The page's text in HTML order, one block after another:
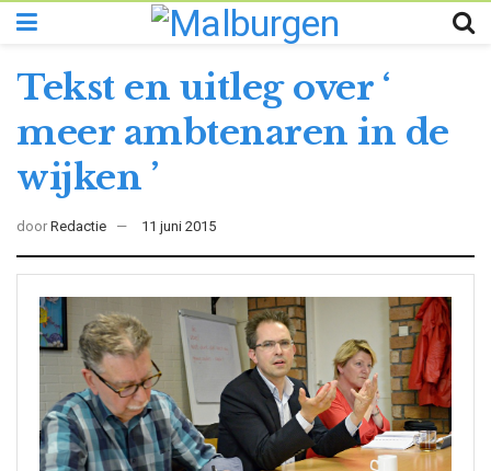
Tekst en uitleg over ‘
meer ambtenaren in de
wijken ’
door Redactie 11 juni 2015